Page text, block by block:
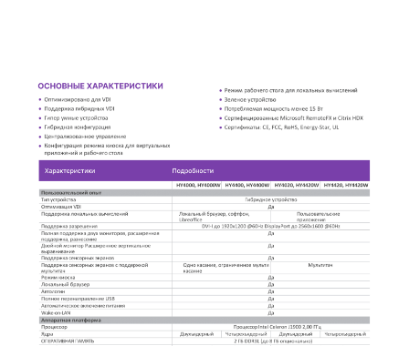
Решения и услуги
Системная интеграция
Мультимедийные решения
ИТ-консалтинг
Цифровая трансформация
Кибербезопасность